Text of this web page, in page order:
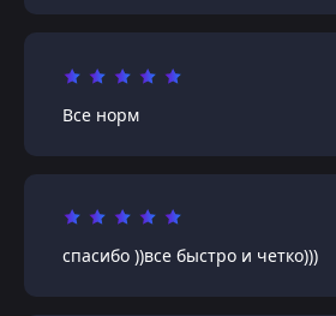
Все норм
спасибо ))все быстро и четко)))